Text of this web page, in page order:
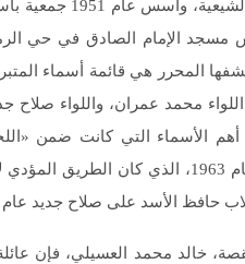
مسجد الإمام الصادق في حي
من أهم الأسماء التي كانت ضمن
مسؤولة عن الانقلاب الأول عام
خالد محمد العسيلي، فإن عائلة